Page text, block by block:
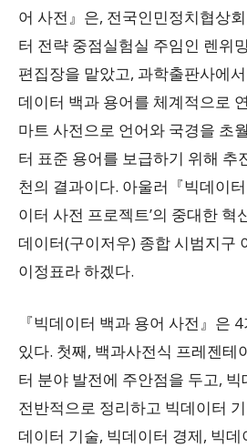
어 사전』은, 전국인민정치협상
터 전략 중점실험실 주임인 렌위
편집장을 맡았고, 과학출판사에
데이터 백과 용어를 체계적으로
마트 사전으로 언어와 국경을 초
터 표준 용어를 보급하기 위해 추
천의 결과이다. 아울러『빅데이
이터 사전 프로젝트’의 중대한 혁
데이터(구이저우) 종합 시범지구
이정표라 하겠다.
『빅데이터 백과 용어 사전』은
있다. 첫째, 백과사전식 프레젠테
터 분야 발전에 주안점을 두고,
전반적으로 정리하고 빅데이터
데이터 기술, 빅데이터 경제, 빅